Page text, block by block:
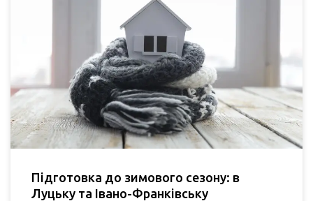
Підготовка до зимового сезону: в
Луцьку та Івано-Франківську